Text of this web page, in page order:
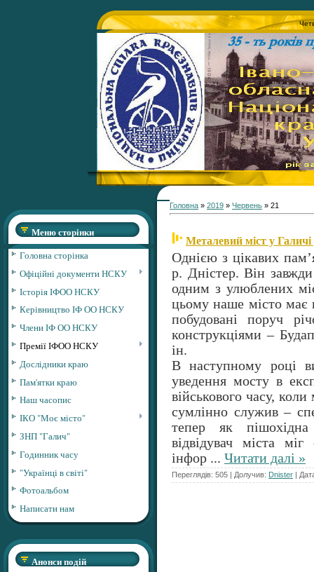
Меню сторінки
Головна сторінка
Офіційні документи НСКУ
Історія ІФОО НСКУ
Керівництво ІФ ОО НСКУ
Члени ІФ ОО НСКУ
Премії ІФОО НСКУ
Дослідники краю
Пам'ятки краю
Наш часопис
ІКО "Моє місто"
ЗНП "Галич"
Годинник часу
"Українці в світі"
Фотоальбом
Написати нам
Анонси подій
Головна » 2019 » Червень » 21
Металевий міст у
Однією з цікавих
р. Дністер. Він
одним з улюблених
цьому наше місто має
побудовані поруч
конструкціями –
ін.
В наступному році
уведення мосту в
військового часу,
сумлінно служив –
тепер як
відвідувач міста
інфор ... Читати далі »
Переглядів: 505 | Долучив: Dnister |